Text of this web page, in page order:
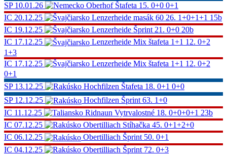
SP 10.01.26 Oberhof Štafeta 15. 0+0 0+1
IC 20.12.25 Lenzerheide masák 60 26. 1+0+1+1 15b
IC 19.12.25 Lenzerheide Šprint 21. 0+0 20b
IC 17.12.25 Lenzerheide Mix štafeta 1+1 12. 0+2
1+3
IC 17.12.25 Lenzerheide Mix štafeta 1+1 12. 0+2
0+1
SP 13.12.25 Hochfilzen Štafeta 18. 0+1 0+0
SP 12.12.25 Hochfilzen Šprint 63. 1+0
IC 11.12.25 Ridnaun Vytrvalostné 18. 0+0+0+1 23b
IC 07.12.25 Obertilliach Stíhačka 45. 0+1+2+0
IC 06.12.25 Obertilliach Šprint 50. 0+1
IC 04.12.25 Obertilliach Šprint 72. 0+3